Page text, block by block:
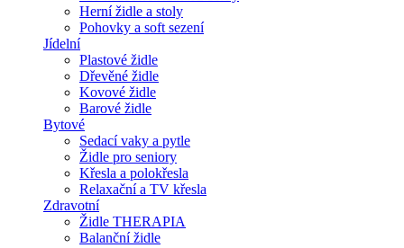
Herní židle a stoly
Pohovky a soft sezení
Jídelní
Plastové židle
Dřevěné židle
Kovové židle
Barové židle
Bytové
Sedací vaky a pytle
Židle pro seniory
Křesla a polokřesla
Relaxační a TV křesla
Zdravotní
Židle THERAPIA
Balanční židle